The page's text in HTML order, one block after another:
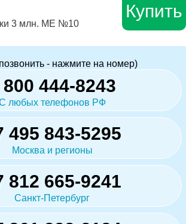
3 млн. МЕ №10
Купить
- нажмите на номер)
800 444-8243
любых телефонов РФ
495 843-5295
Москва и регионы
812 665-9241
Санкт-Петербург